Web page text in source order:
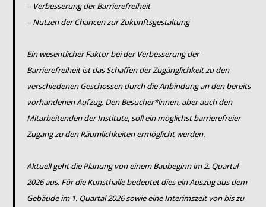
– Verbesserung der Barrierefreiheit
– Nutzen der Chancen zur Zukunftsgestaltung
Ein wesentlicher Faktor bei der Verbesserung der
Barrierefreiheit ist das Schaffen der Zugänglichkeit zu den
verschiedenen Geschossen durch die Anbindung an den bereits
vorhandenen Aufzug. Den Besucher*innen, aber auch den
Mitarbeitenden der Institute, soll ein möglichst barrierefreier
Zugang zu den Räumlichkeiten ermöglicht werden.
Aktuell geht die Planung von einem Baubeginn im 2. Quartal
2026 aus. Für die Kunsthalle bedeutet dies ein Auszug aus dem
Gebäude im 1. Quartal 2026 sowie eine Interimszeit von bis zu